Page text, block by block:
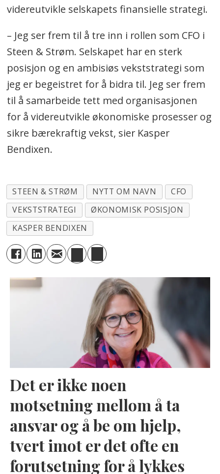
videreutvikle selskapets finansielle strategi.
– Jeg ser frem til å tre inn i rollen som CFO i
Steen & Strøm. Selskapet har en sterk
posisjon og en ambisiøs vekststrategi som
jeg er begeistret for å bidra til. Jeg ser frem
til å samarbeide tett med organisasjonen
for å videreutvikle økonomiske prosesser og
sikre bærekraftig vekst, sier Kasper
Bendixen.
STEEN & STRØM NYTT OM NAVN
CFO
VEKSTSTRATEGI
ØKONOMISK POSISJON
KASPER BENDIXEN
Det er ikke noen
motsetning mellom å ta
ansvar og å be om hjelp,
tvert imot er det ofte en
forutsetning for å lykkes